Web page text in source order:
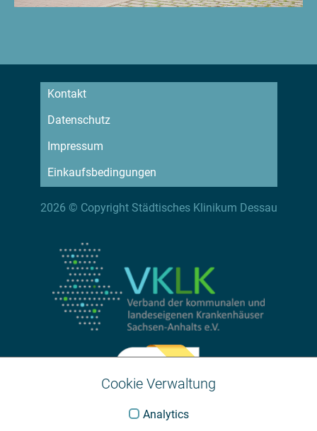
Kontakt
Datenschutz
Impressum
Einkaufsbedingungen
2026 © Copyright Städtisches Klinikum Dessau
Cookie Verwaltung
Analytics